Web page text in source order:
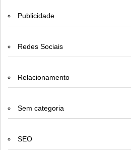
Publicidade
Redes Sociais
Relacionamento
Sem categoria
SEO